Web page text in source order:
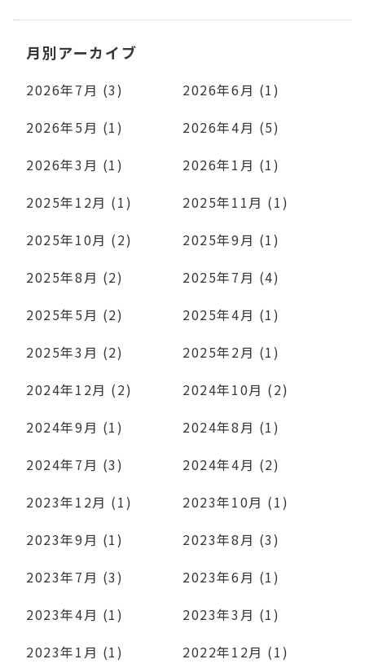
月別アーカイブ
2026年7月 (3)
2026年6月 (1)
2026年5月 (1)
2026年4月 (5)
2026年3月 (1)
2026年1月 (1)
2025年12月 (1)
2025年11月 (1)
2025年10月 (2)
2025年9月 (1)
2025年8月 (2)
2025年7月 (4)
2025年5月 (2)
2025年4月 (1)
2025年3月 (2)
2025年2月 (1)
2024年12月 (2)
2024年10月 (2)
2024年9月 (1)
2024年8月 (1)
2024年7月 (3)
2024年4月 (2)
2023年12月 (1)
2023年10月 (1)
2023年9月 (1)
2023年8月 (3)
2023年7月 (3)
2023年6月 (1)
2023年4月 (1)
2023年3月 (1)
2023年1月 (1)
2022年12月 (1)